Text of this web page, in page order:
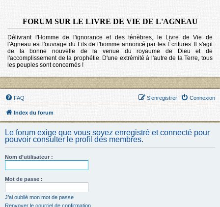
FORUM SUR LE LIVRE DE VIE DE L'AGNEAU
Délivrant l'Homme de l'ignorance et des ténèbres, le Livre de Vie de
l'Agneau est l'ouvrage du Fils de l'homme annoncé par les Écritures. Il s'agit
de la bonne nouvelle de la venue du royaume de Dieu et de
l'accomplissement de la prophétie. D'une extrémité à l'autre de la Terre, tous
les peuples sont concernés !
FAQ Connexion
S’enregistrer
Index du forum
Le forum exige que vous soyez enregistré et connecté pour
pouvoir consulter le profil des membres.
Nom d’utilisateur :
Mot de passe :
J’ai oublié mon mot de passe
Renvoyer le courriel de confirmation